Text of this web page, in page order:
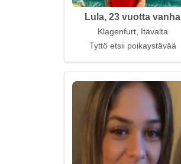
Lula, 23 vuotta vanha
Klagenfurt, Itävalta
Tyttö etsii poikaystävää